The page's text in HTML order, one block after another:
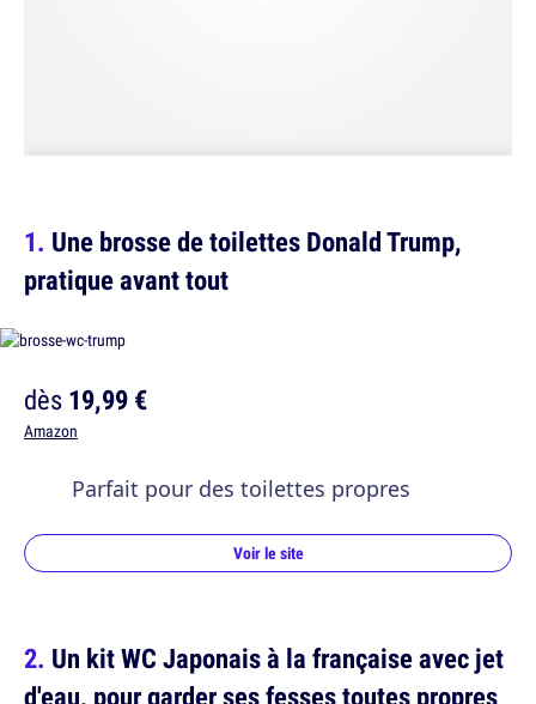
Une brosse de toilettes Donald Trump,
pratique avant tout
dès19,99 €
Amazon
Parfait pour des toilettes propres
Voir le site
Un kit WC Japonais à la française avec jet
d'eau, pour garder ses fesses toutes propres